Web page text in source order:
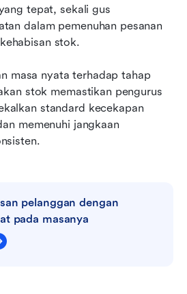
tepat, sekali gus
dalam pemenuhan pesanan
stok.
masa nyata terhadap tahap
stok memastikan pengurus
standard kecekapan
memenuhi jangkaan
pelanggan dengan
pada masanya